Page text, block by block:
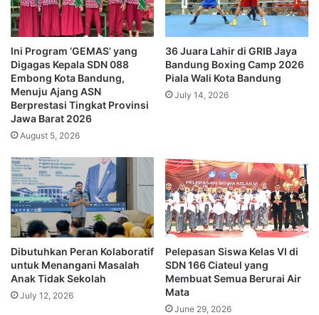
Ini Program ‘GEMAS’ yang
Digagas Kepala SDN 088
Embong Kota Bandung,
Menuju Ajang ASN
Berprestasi Tingkat Provinsi
Jawa Barat 2026
August 5, 2026
36 Juara Lahir di GRIB Jaya
Bandung Boxing Camp 2026
Piala Wali Kota Bandung
July 14, 2026
Dibutuhkan Peran Kolaboratif
untuk Menangani Masalah
Anak Tidak Sekolah
July 12, 2026
Pelepasan Siswa Kelas VI di
SDN 166 Ciateul yang
Membuat Semua Berurai Air
Mata
June 29, 2026